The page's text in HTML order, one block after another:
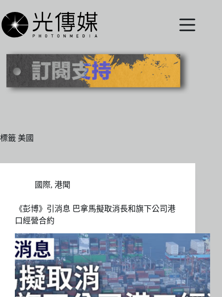
至
主
內
標籤 美國
國際, 港聞
《彭博》引消息 巴拿馬擬取消長和旗下公司港
口經營合約